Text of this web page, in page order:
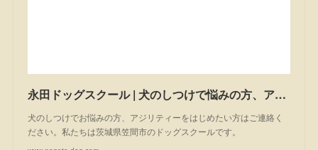
永田ドッグスクール | 犬のしつけで悩みの方、アジリティーを始めたい方は一度ご相談ください。私たちは茨城県笠間市のドッグスクールです。
犬のしつけでお悩みの方、アジリティーをはじめたい方はご連絡く
ださい。私たちは茨城県笠間市のドッグスクールです。